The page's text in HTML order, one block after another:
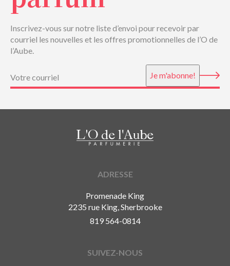
Inscrivez-vous sur notre liste d’envoi pour recevoir par
courriel les nouvelles et les offres promotionnelles de l’O de
l’Aube.
Je m'abonne!
ADRESSE
Promenade King
2235 rue King, Sherbrooke
819 564-0814
SUIVEZ-NOUS